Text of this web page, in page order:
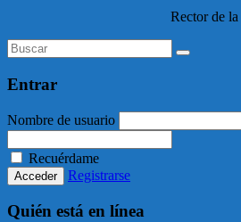
Rector de
Entrar
Nombre de usuario
Recuérdame
Registrarse
Quién está en línea